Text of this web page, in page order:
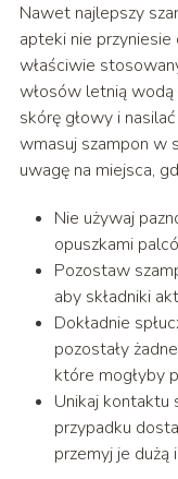
Nawet najlepszy
apteki nie
właściwie
włosów letnią wodą
skórę głowy i
wmasuj szampon w
uwagę na miejsca,
Nie używaj
opuszkami
Pozostaw
aby składniki
Dokładnie
pozostały
które mogłyby
Unikaj kontaktu
przypadku
przemyj je